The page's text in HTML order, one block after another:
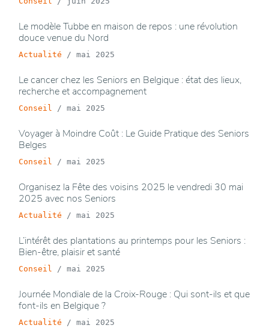
Le modèle Tubbe en maison de repos : une révolution
douce venue du Nord
Actualité / mai 2025
Le cancer chez les Seniors en Belgique : état des lieux,
recherche et accompagnement
Conseil / mai 2025
Voyager à Moindre Coût : Le Guide Pratique des Seniors
Belges
Conseil / mai 2025
Organisez la Fête des voisins 2025 le vendredi 30 mai
2025 avec nos Seniors
Actualité / mai 2025
L’intérêt des plantations au printemps pour les Seniors :
Bien-être, plaisir et santé
Conseil / mai 2025
Journée Mondiale de la Croix-Rouge : Qui sont-ils et que
font-ils en Belgique ?
Actualité / mai 2025